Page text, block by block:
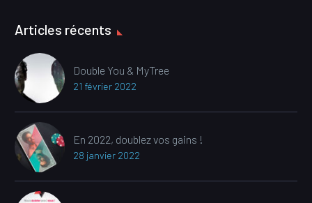
Articles récents
Double You & MyTree
21 février 2022
En 2022, doublez vos gains !
28 janvier 2022